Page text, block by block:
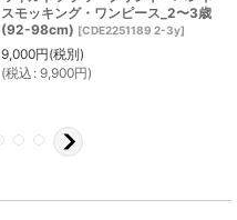
スモッキング・ワンピース_2〜3歳
(92-98cm) [CDE2251189 2-3y]
9,000円(税別)
(税込 : 9,900円)